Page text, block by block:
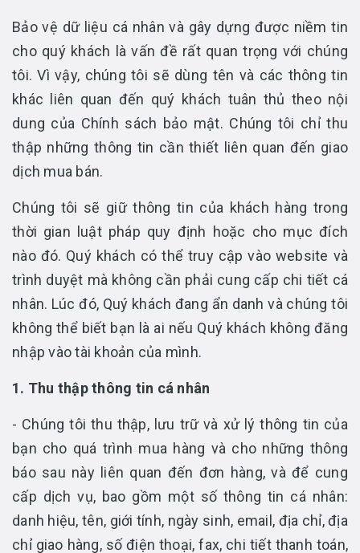
Bảo vệ dữ liệu cá nhân và gây dựng được niềm tin
cho quý khách là vấn đề rất quan trọng với chúng
tôi. Vì vậy, chúng tôi sẽ dùng tên và các thông tin
khác liên quan đến quý khách tuân thủ theo nội
dung của Chính sách bảo mật. Chúng tôi chỉ thu
thập những thông tin cần thiết liên quan đến giao
dịch mua bán.
Chúng tôi sẽ giữ thông tin của khách hàng trong
thời gian luật pháp quy định hoặc cho mục đích
nào đó. Quý khách có thể truy cập vào website và
trình duyệt mà không cần phải cung cấp chi tiết cá
nhân. Lúc đó, Quý khách đang ẩn danh và chúng tôi
không thể biết bạn là ai nếu Quý khách không đăng
nhập vào tài khoản của mình.
1. Thu thập thông tin cá nhân
- Chúng tôi thu thập, lưu trữ và xử lý thông tin của
bạn cho quá trình mua hàng và cho những thông
báo sau này liên quan đến đơn hàng, và để cung
cấp dịch vụ, bao gồm một số thông tin cá nhân:
danh hiệu, tên, giới tính, ngày sinh, email, địa chỉ, địa
chỉ giao hàng, số điện thoại, fax, chi tiết thanh toán,